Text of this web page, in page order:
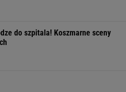
do szpitala! Koszmarne sceny